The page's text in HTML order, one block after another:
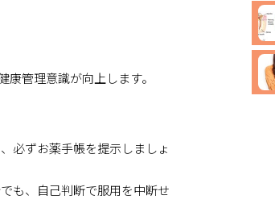
管理意識が向上します。
必ずお薬手帳を提示しましょ
も、自己判断で服用を中断せ